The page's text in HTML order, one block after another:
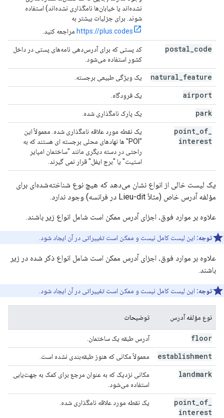
نشده‌اند یا خیابان‌ها نامگذاری نشده‌اند) استفاده
شوند. برای جزئیات بیشتر به
https://plus.codes مراجعه کنید.
postal code
کد پستی که برای آدرس‌دهی نامه‌های پستی در داخل
کشور استفاده می‌شود.
natural feature یک ویژگی طبیعی برجسته.
airport یک فرودگاه.
park یک پارک نامگذاری شده.
point of
interest
یک نقطه مورد علاقه نامگذاری شده. معمولاً این
"POI" ها نهادهای محلی برجسته ای هستند که به
راحتی در دسته دیگری مانند "ساختمان امپایر
استیت" یا "برج ایفل" قرار نمی گیرند.
یک لیست خالی از انواع نشان می‌دهد که هیچ نوع شناخته‌شده‌ای برای
مؤلفه آدرس خاص (مثلاً Lieu-dit در فرانسه) وجود ندارد.
علاوه بر موارد فوق، اجزای آدرس ممکن است شامل انواع زیر باشند.
توجه: این لیست کامل نیست و ممکن است تغییراتی در آن ایجاد شود.
علاوه بر موارد فوق، اجزای آدرس ممکن است شامل انواع ذکر شده در زیر
باشند.
توجه: این لیست کامل نیست و ممکن است تغییراتی در آن ایجاد شود.
نوع مؤلفه آدرس توضیحات
floor آدرس طبقه یک ساختمان.
establishment معمولاً مکانی که هنوز طبقه‌بندی نشده است.
landmark
مکانی نزدیک که به عنوان مرجع برای کمک به جهت‌یابی
استفاده می‌شود.
point of
interest
یک نقطه مورد علاقه نامگذاری شده.